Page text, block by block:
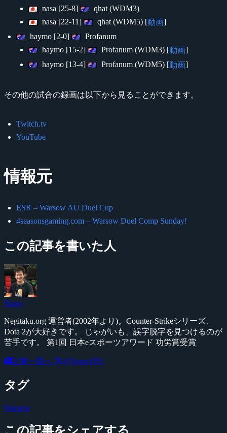
nasa [25-8]
qhat (WDM3)
nasa [22-11]
qhat (WDM5) [動画]
haymo [2-0]
Profanum
haymo [15-2]
Profanum (WDM3) [動画]
haymo [13-4]
Profanum (WDM5) [動画]
その他の試合の録画は以下から見ることができます。
Twitch.tv
YouTube
情報元
ESR – Warsow AU Duel Cup
4seasonsgaming.com – Warsow Duel Comp Sunday!
この記事を書いた人
Yossy
Negitaku.org 運営者(2002年より)。Counter-Strikeシリーズ、
Dota 2が大好きです。 じゃがいも、誤字脱字を見つけるのが
苦手です。 第1回 日本eスポーツアワード 功労賞受賞
記事一覧へ @YossyFPS
タグ
Warsow